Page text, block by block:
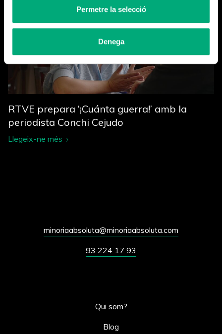
Permetre la selecció
Denega
RTVE prepara ‘¡Cuánta guerra!’ amb la
periodista Conchi Cejudo
Llegeix-ne més
minoriaabsoluta@minoriaabsoluta.com
93 224 17 93
Qui som?
Blog